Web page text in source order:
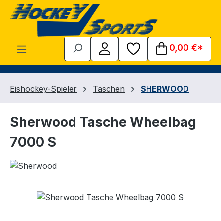
Zum Hauptinhalt springen
0,00 €*
Eishockey-Spieler Taschen SHERWOOD
Sherwood Tasche Wheelbag
7000 S
Bildergalerie überspringen